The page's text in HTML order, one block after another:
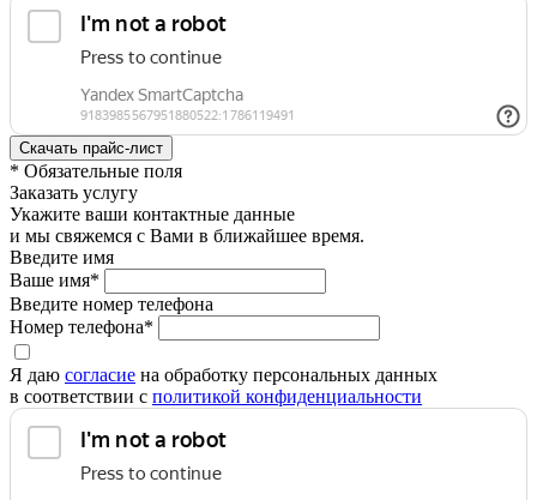
* Обязательные поля
Заказать услугу
Укажите ваши контактные данные
и мы свяжемся с Вами в ближайшее время.
Введите имя
Ваше имя*
Введите номер телефона
Номер телефона*
Я даю согласие на обработку персональных данных
в соответствии с политикой конфиденциальности